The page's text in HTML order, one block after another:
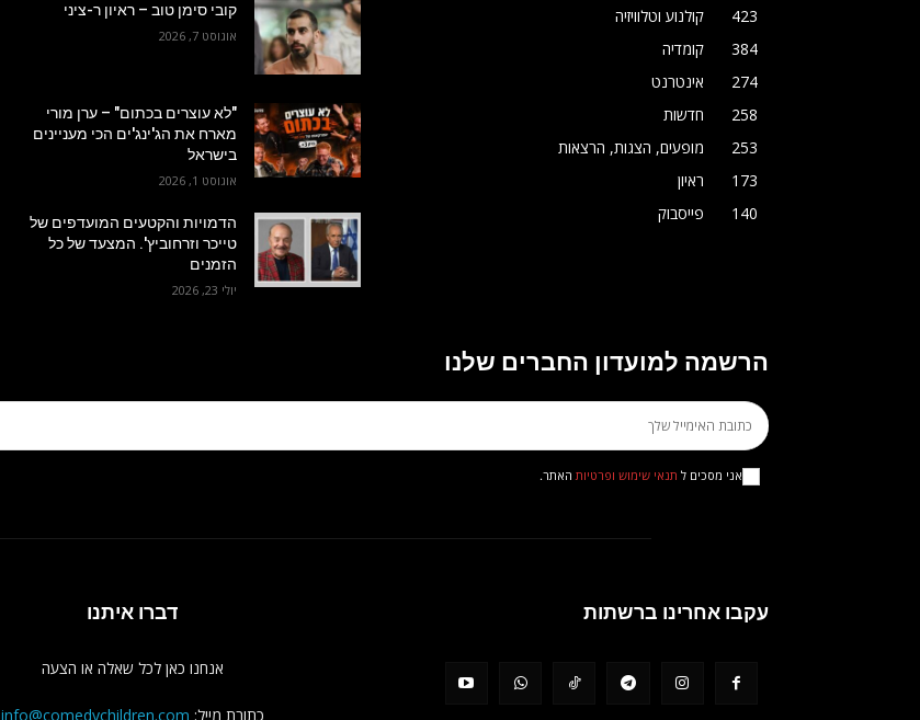
קובי סימן טוב – ראיון ר-ציני
אוגוסט 7, 2026
"לא עוצרים בכתום" – ערן מורי
מארח את הג'ינג'ים הכי מעניינים
בישראל
אוגוסט 1, 2026
הדמויות והקטעים המועדפים של
טייכר וזרחוביץ'. המצעד של כל
הזמנים
יולי 23, 2026
קולנוע וטלוויזיה
423
קומדיה
384
אינטרנט
274
חדשות
258
מופעים, הצגות, הרצאות
253
ראיון
173
פייסבוק
140
הרשמה למועדון החברים שלנו
אני מסכים ל תנאי שימוש ופרטיותהאתר.
דברו איתנו
אנחנו כאן לכל שאלה או הצעה
כתובת מייל: info@comedychildren.com
עקבו אחרינו ברשתות